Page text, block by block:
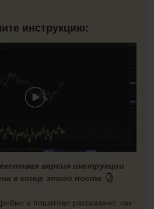
инструкцию:
версия инструкции
в конце этого поста 👇)
и пошагово рассказано: как